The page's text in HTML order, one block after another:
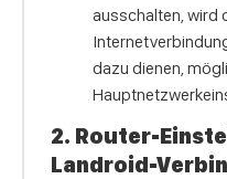
ausschalten, wird
dazu dienen,
2. Router-
Landroid-